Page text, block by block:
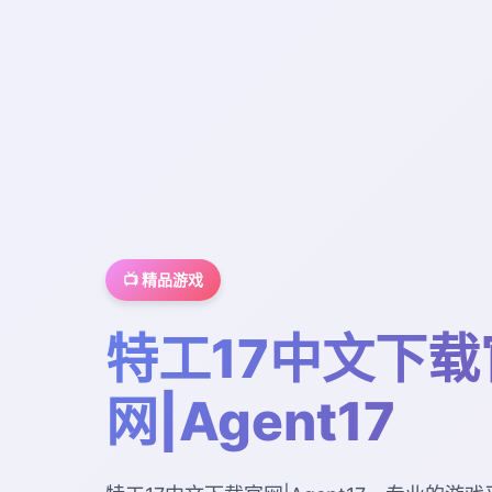
📺 精品游戏
特工17中文下
网|Agent17